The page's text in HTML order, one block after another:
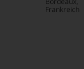
Frankreich